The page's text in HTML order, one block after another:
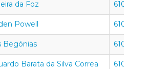
da Foz 6100-645
Powell 6100-597
Begónias 6100-667
Barata da Silva Correa 6100-782